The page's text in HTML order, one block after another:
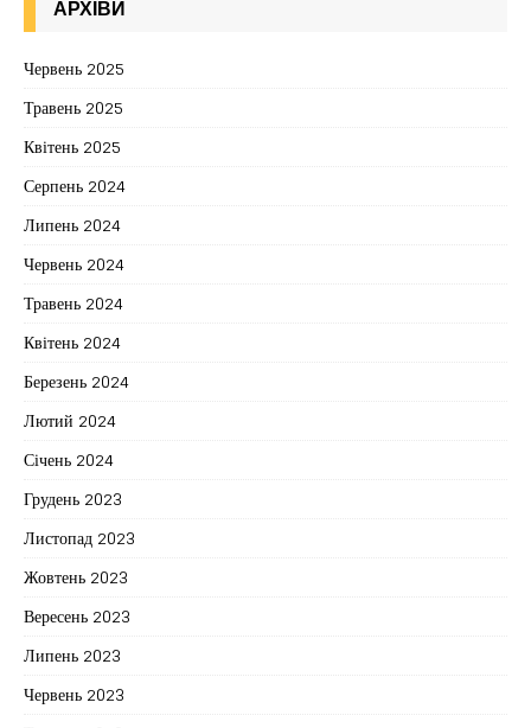
АРХІВИ
Червень 2025
Травень 2025
Квітень 2025
Серпень 2024
Липень 2024
Червень 2024
Травень 2024
Квітень 2024
Березень 2024
Лютий 2024
Січень 2024
Грудень 2023
Листопад 2023
Жовтень 2023
Вересень 2023
Липень 2023
Червень 2023